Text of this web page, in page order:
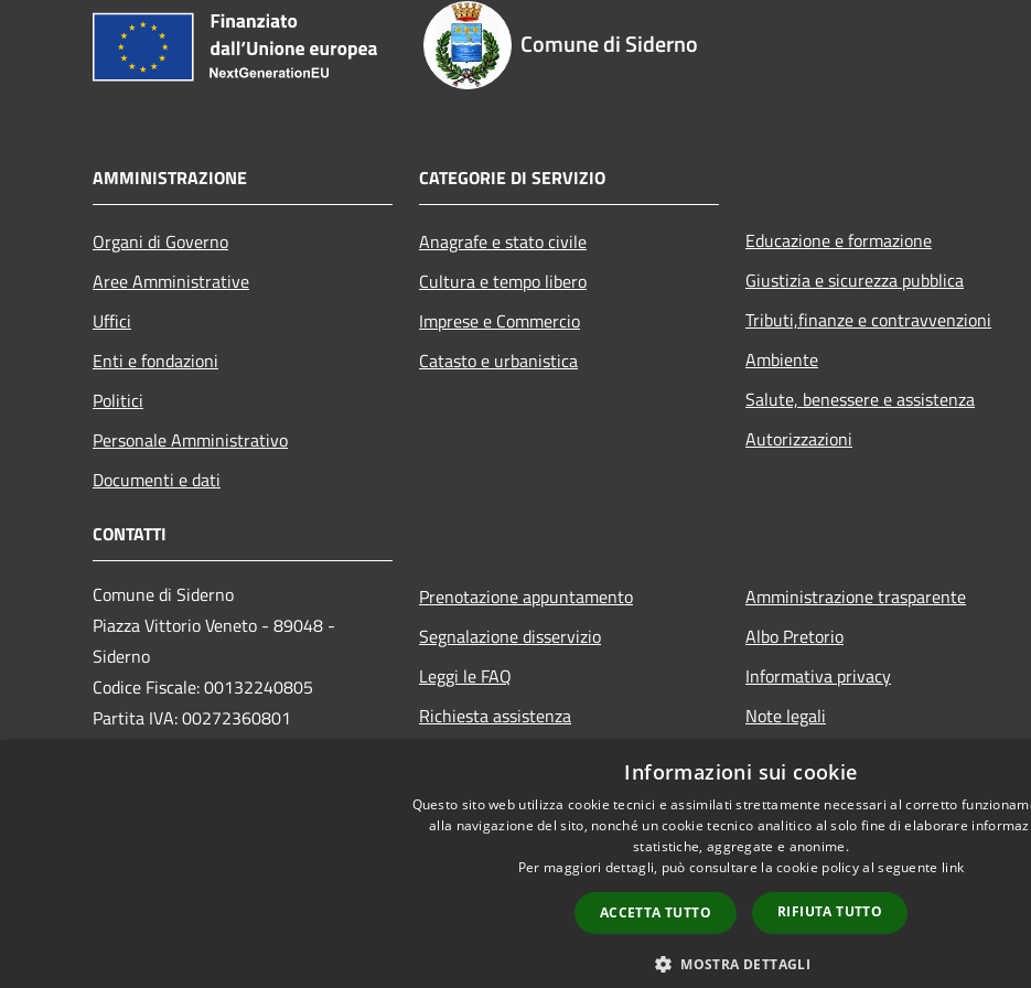
Comune di Siderno
AMMINISTRAZIONE
Organi di Governo
Aree Amministrative
Uffici
Enti e fondazioni
Politici
Personale Amministrativo
Documenti e dati
CATEGORIE DI SERVIZIO
Anagrafe e stato civile
Cultura e tempo libero
Imprese e Commercio
Catasto e urbanistica
Educazione e formazione
Giustizia e sicurezza pubblica
Tributi,finanze e contravvenzioni
Ambiente
Salute, benessere e assistenza
Autorizzazioni
CONTATTI
Comune di Siderno
Piazza Vittorio Veneto - 89048 -
Siderno
Codice Fiscale: 00132240805
Partita IVA: 00272360801
Prenotazione appuntamento
Segnalazione disservizio
Leggi le FAQ
Richiesta assistenza
Amministrazione trasparente
Albo Pretorio
Informativa privacy
Note legali
Copyright © 2026 • Comune di
Informazioni sui cookie
Questo sito web utilizza cookie tecnici e assimilati strettamente necessari al corretto
alla navigazione del sito, nonché un cookie tecnico analitico al solo fine di elaborare
statistiche, aggregate e anonime.
Per maggiori dettagli, può consultare la cookie policy al seguente link
ACCETTA TUTTO RIFIUTA TUTTO
MOSTRA DETTAGLI